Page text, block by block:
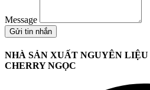
Message
Gửi tin nhắn
NHÀ SẢN XUẤT NGUYÊN LIỆU
CHERRY NGỌC